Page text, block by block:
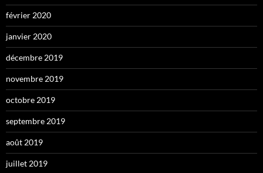
février 2020
janvier 2020
décembre 2019
novembre 2019
octobre 2019
septembre 2019
août 2019
juillet 2019